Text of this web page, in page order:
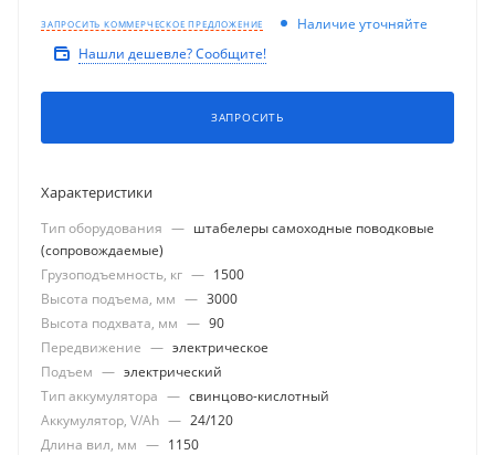
ЗАПРОСИТЬ КОММЕРЧЕСКОЕ ПРЕДЛОЖЕНИЕ
Наличие уточняйте
Нашли дешевле? Сообщите!
ЗАПРОСИТЬ
Характеристики
Тип оборудования — штабелеры самоходные поводковые
(сопровождаемые)
Грузоподъемность, кг — 1500
Высота подъема, мм — 3000
Высота подхвата, мм — 90
Передвижение — электрическое
Подъем — электрический
Тип аккумулятора — свинцово-кислотный
Аккумулятор, V/Ah — 24/120
Длина вил, мм — 1150